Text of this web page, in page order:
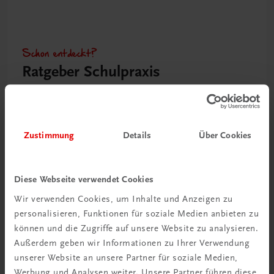
Zustimmung Details Über Cookies
Diese Webseite verwendet Cookies
Wir verwenden Cookies, um Inhalte und Anzeigen zu
personalisieren, Funktionen für soziale Medien anbieten zu
können und die Zugriffe auf unsere Website zu analysieren.
Außerdem geben wir Informationen zu Ihrer Verwendung
unserer Website an unsere Partner für soziale Medien,
Schon entdeckt?
Ratgeber Schulpraxis
Neu in der DigiBox